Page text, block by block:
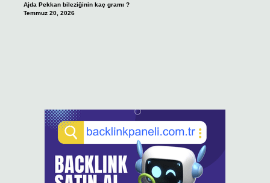
Ajda Pekkan bileziğinin kaç gramı ?
Temmuz 20, 2026